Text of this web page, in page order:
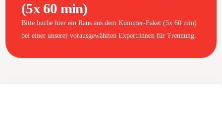
(5x 60 min)
Bitte buche hier ein Raus aus dem Kummer-Paket (5x 60 min)
bei einer unserer vorausgewählten Expert:innen für Trennung.